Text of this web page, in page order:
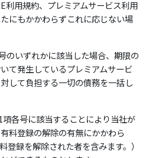
用規約、プレミアムサービス利用
にもかかわらずこれに応じない場
のいずれかに該当した場合、期限の
て発生しているプレミアムサービ
して負担する一切の債務を一括し
各号に該当することにより当社が
料登録の解除の有無にかかわら
登録を解除された者を含みます。）